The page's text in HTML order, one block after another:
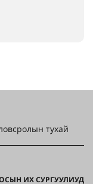
тухай
ИХ СУРГУУЛИУД